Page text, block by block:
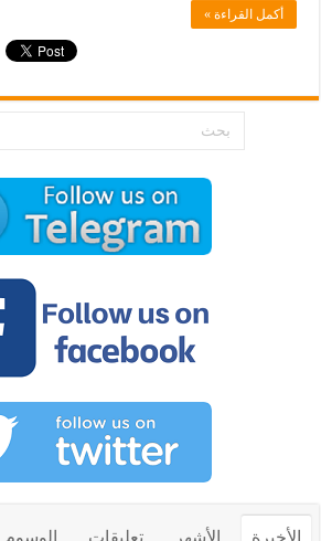
أكمل القراءة »
الأخيرة الأشهر تعليقات الوسوم